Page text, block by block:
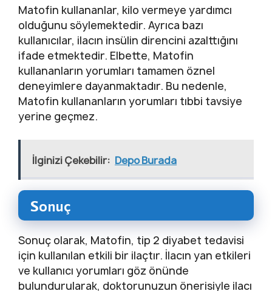
Matofin kullananlar, kilo vermeye yardımcı
olduğunu söylemektedir. Ayrıca bazı
kullanıcılar, ilacın insülin direncini azalttığını
ifade etmektedir. Elbette, Matofin
kullananların yorumları tamamen öznel
deneyimlere dayanmaktadır. Bu nedenle,
Matofin kullananların yorumları tıbbi tavsiye
yerine geçmez.
İlginizi Çekebilir: Depo Burada
Sonuç
Sonuç olarak, Matofin, tip 2 diyabet tedavisi
için kullanılan etkili bir ilaçtır. İlacın yan etkileri
ve kullanıcı yorumları göz önünde
bulundurularak, doktorunuzun önerisiyle ilacı